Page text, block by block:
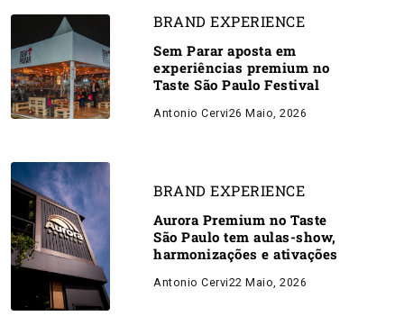
BRAND EXPERIENCE
Sem Parar aposta em
experiências premium no
Taste São Paulo Festival
Antonio Cervi26 Maio, 2026
BRAND EXPERIENCE
Aurora Premium no Taste
São Paulo tem aulas-show,
harmonizações e ativações
Antonio Cervi22 Maio, 2026